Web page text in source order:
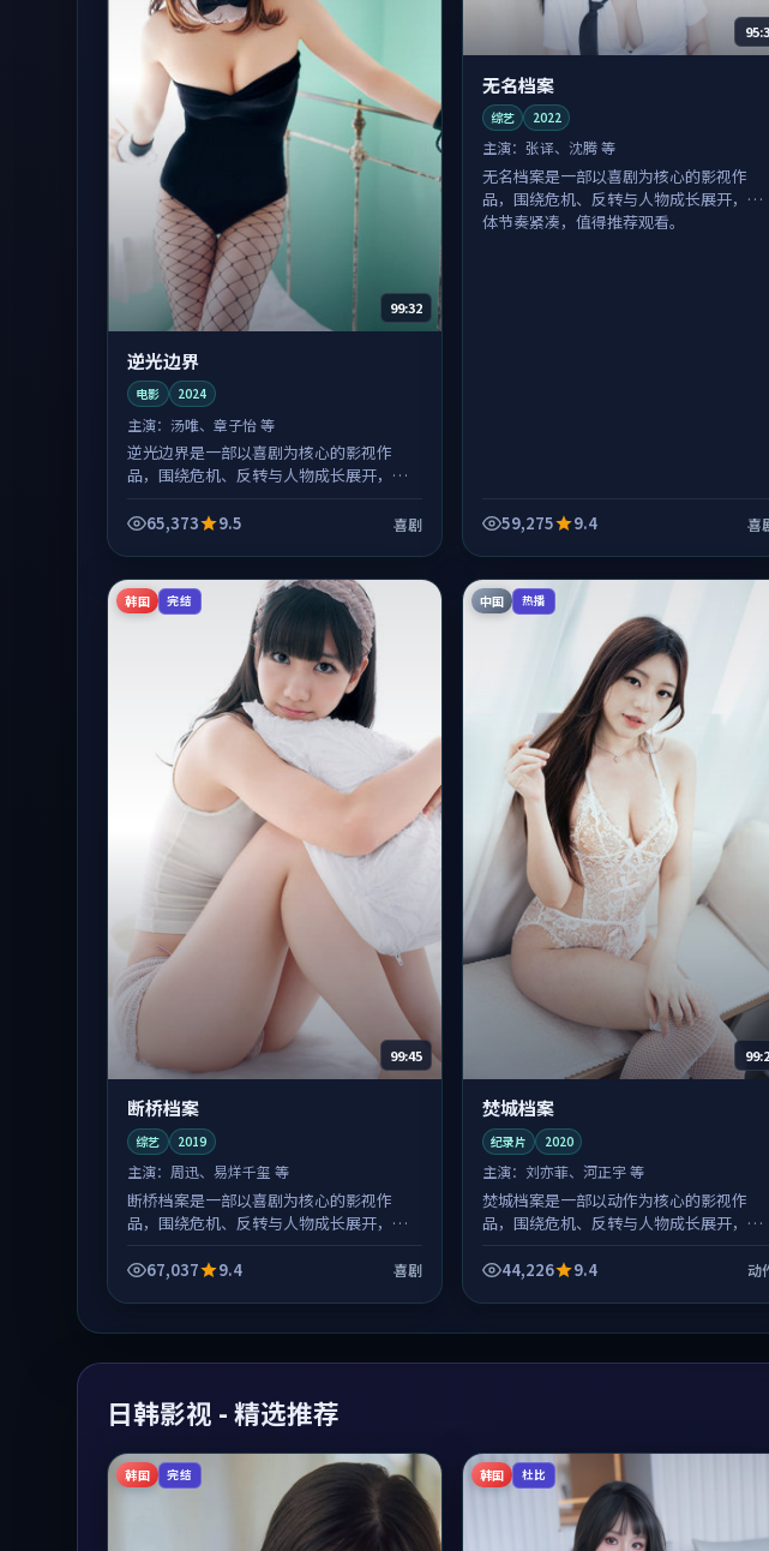
99:32
逆光边界
电影 2024
主演： 汤唯、章子怡 等
逆光边界是一部以喜剧为核心的影视作
品，围绕危机、反转与人物成长展开，整
65,373
9.5 喜剧
无名档案
综艺 2022
主演： 张译、沈腾 等
无名档案是一部以喜剧为核心的影视作
品，围绕危机、反转与人物成长展开，整
体节奏紧凑，值得推荐观看。
59,275 9.4 喜
韩国 完结
99:45
断桥档案
综艺 2019
主演： 周迅、易烊千玺 等
断桥档案是一部以喜剧为核心的影视作
品，围绕危机、反转与人物成长展开，整
67,037
9.4 喜剧
中国 热播
焚城档案
纪录片 2020
主演： 刘亦菲、河正宇 等
焚城档案是一部以动作为核心的影视作
品，围绕危机、反转与人物成长展开，整
44,226
9.4 动
日韩影视 - 精选推荐
韩国 完结 韩国 杜比